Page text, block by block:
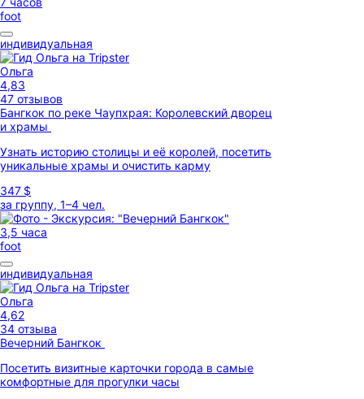
foot
индивидуальная
Ольга
4,83
47 отзывов
Бангкок по реке Чаупхрая: Королевский дворец
и храмы
Узнать историю столицы и её королей, посетить
уникальные храмы и очистить карму
347 $
за группу, 1–4 чел.
3,5 часа
foot
индивидуальная
Ольга
4,62
34 отзыва
Вечерний Бангкок
Посетить визитные карточки города в самые
комфортные для прогулки часы